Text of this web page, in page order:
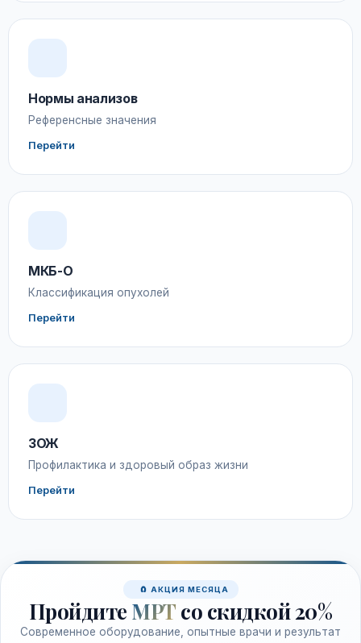
Нормы анализов
Референсные значения
Перейти
МКБ-О
Классификация опухолей
Перейти
ЗОЖ
Профилактика и здоровый образ жизни
Перейти
🧲 АКЦИЯ МЕСЯЦА
Пройдите МРТ со скидкой 20%
Современное оборудование, опытные врачи и результат